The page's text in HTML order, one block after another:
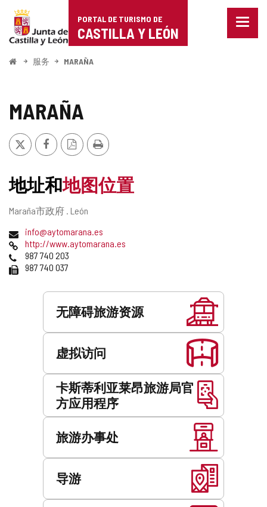
Portal
de
Turismo
Castilla
León
PORTAL DE TURISMO DE
CASTILLA Y LEÓN
菜
开
服务 MARAÑA
MARAÑA
推
特
FacebookPDF
版
打
印
地址和地图位置
邮
地
址
Maraña市政府 . León
电
子
邮
件
地
info@aytomarana.es
网
页
http://www.aytomarana.es
电
话
987 740 203
传
真
987 740 037
无障碍旅游资源
虚拟访问
卡斯蒂利亚莱昂旅游局官
方应用程序
旅游办事处
导游